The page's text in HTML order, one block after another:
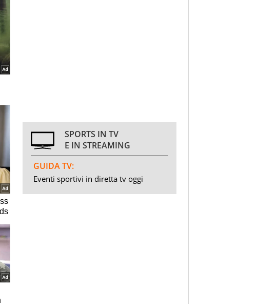
SPORTS IN TV
E IN STREAMING
GUIDA TV:
Eventi sportivi in diretta tv oggi